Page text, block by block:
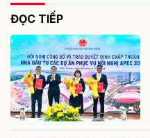
ĐỌC TIẾP